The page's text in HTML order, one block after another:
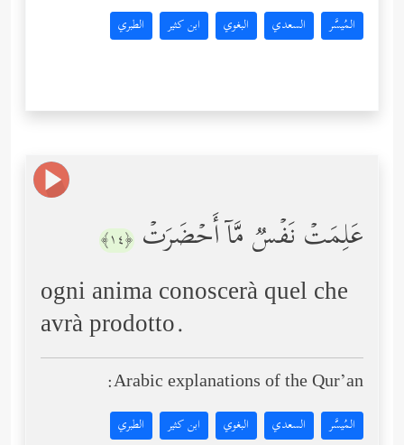
المُيسَّر السعدي البغوي ابن كثير الطبري
عَلِمَتۡ نَفۡسࣱ مَّاۤ أَحۡضَرَتۡ ﴿١٤﴾
ogni anima conoscerà quel che
avrà prodotto.
Arabic explanations of the Qur’an:
المُيسَّر السعدي البغوي ابن كثير الطبري